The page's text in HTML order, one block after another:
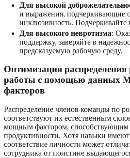
Для высокой
и выражения, подчеркивающие
инклюзивность. Подчеркивайте
Для высокого невротизма:
поддержку, заверяйте в
предсказуемую рабочую среду.
Оптимизация
работы с помощью данных
факторов
Распределение членов команды по
соответствуют их естественным
мощным фактором, способствующим
продуктивности. Хотя навыки
соответствие личности может
сотрудника от поистине